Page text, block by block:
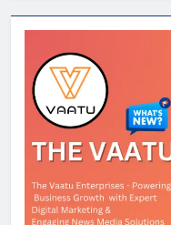
स्वीकार करने के लिए